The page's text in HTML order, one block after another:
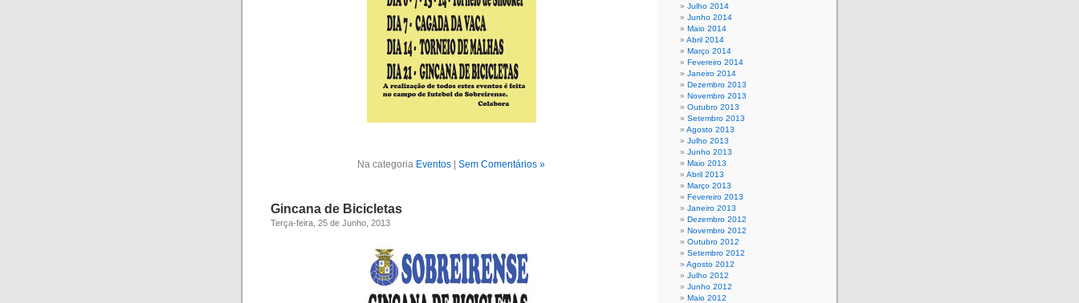
Na categoria Eventos Sem Comentários »
Gincana de Bicicletas
Terça-feira, 25 de Junho, 2013
Julho 2014
Junho 2014
Maio 2014
Abril 2014
Março 2014
Fevereiro 2014
Janeiro 2014
Dezembro 2013
Novembro 2013
Outubro 2013
Setembro 2013
Agosto 2013
Julho 2013
Junho 2013
Maio 2013
Abril 2013
Março 2013
Fevereiro 2013
Janeiro 2013
Dezembro 2012
Novembro 2012
Outubro 2012
Setembro 2012
Agosto 2012
Julho 2012
Junho 2012
Maio 2012